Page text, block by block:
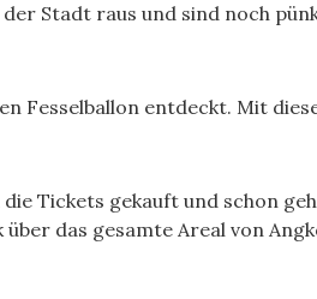
Stadt raus und sind noch
Fesselballon entdeckt. Mit
Tickets gekauft und schon
das gesamte Areal von